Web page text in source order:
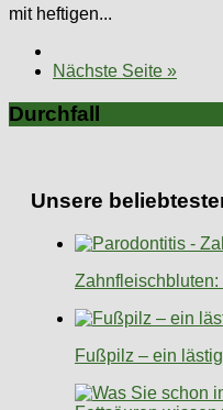
mit heftigen...
Nächste Seite »
Durchfall
Unsere
Fußpilz – ein